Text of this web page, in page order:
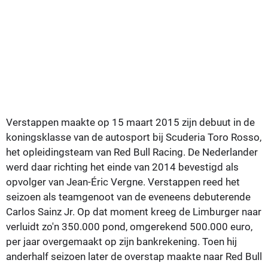
Verstappen maakte op 15 maart 2015 zijn debuut in de
koningsklasse van de autosport bij Scuderia Toro Rosso,
het opleidingsteam van Red Bull Racing. De Nederlander
werd daar richting het einde van 2014 bevestigd als
opvolger van Jean-Éric Vergne. Verstappen reed het
seizoen als teamgenoot van de eveneens debuterende
Carlos Sainz Jr. Op dat moment kreeg de Limburger naar
verluidt zo'n 350.000 pond, omgerekend 500.000 euro,
per jaar overgemaakt op zijn bankrekening. Toen hij
anderhalf seizoen later de overstap maakte naar Red Bull